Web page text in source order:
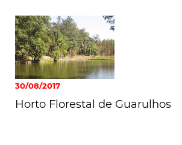
30/08/2017
Horto Florestal de Guarulhos